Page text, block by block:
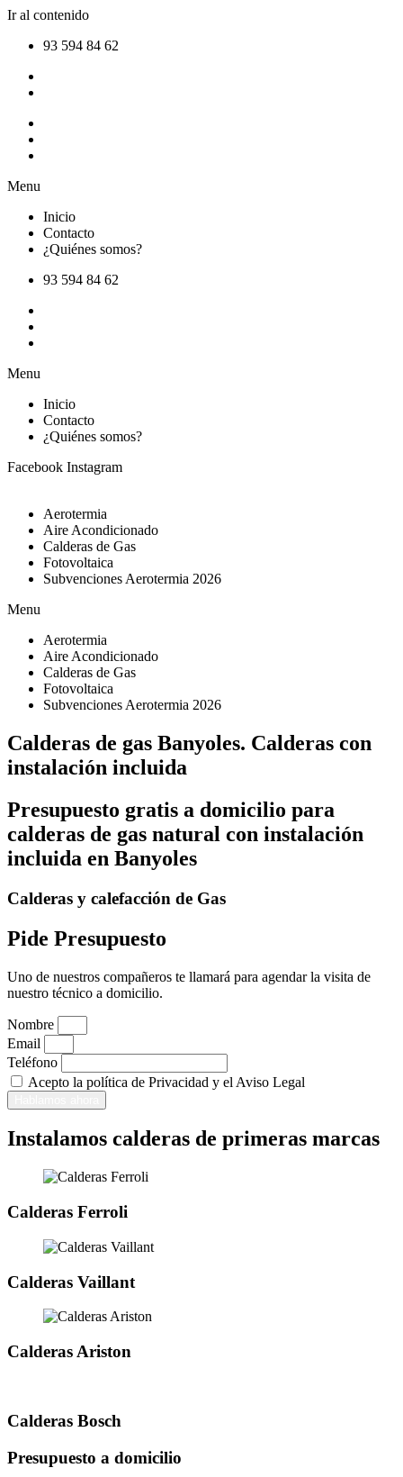
Ir al contenido
93 594 84 62
Menu
Inicio
Contacto
¿Quiénes somos?
93 594 84 62
Menu
Inicio
Contacto
¿Quiénes somos?
Facebook Instagram
Aerotermia
Aire Acondicionado
Calderas de Gas
Fotovoltaica
Subvenciones Aerotermia 2026
Menu
Aerotermia
Aire Acondicionado
Calderas de Gas
Fotovoltaica
Subvenciones Aerotermia 2026
Calderas de gas Banyoles. Calderas con
instalación incluida
Presupuesto gratis a domicilio para
calderas de gas natural con instalación
incluida en Banyoles
Calderas y calefacción de Gas
Pide Presupuesto
Uno de nuestros compañeros te llamará para agendar la visita de
nuestro técnico a domicilio.
Nombre
Email
Teléfono
Acepto la política de Privacidad y el Aviso Legal
Instalamos calderas de primeras marcas
Calderas Ferroli
Calderas Vaillant
Calderas Ariston
Calderas Bosch
Presupuesto a domicilio